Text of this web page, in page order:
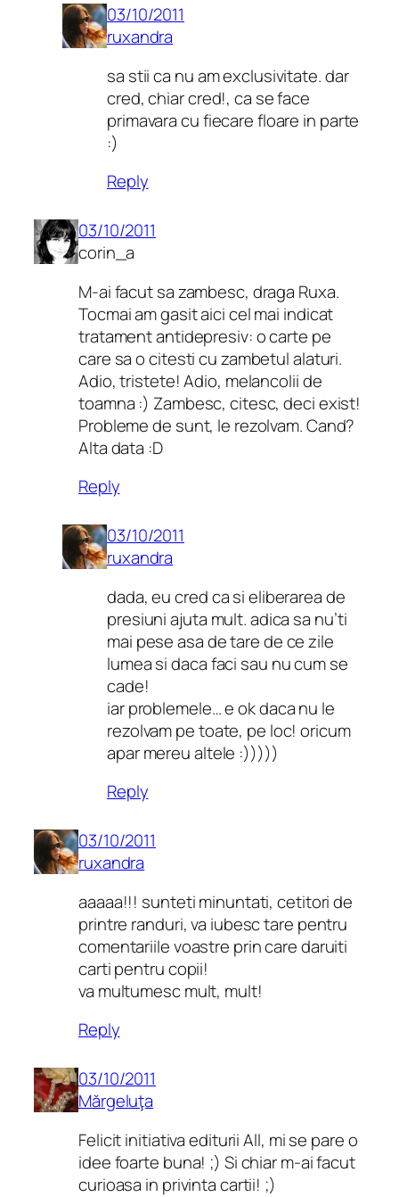
03/10/2011
ruxandra
sa stii ca nu am exclusivitate. dar
cred, chiar cred!, ca se face
primavara cu fiecare floare in parte
:)
Reply
03/10/2011
corin_a
M-ai facut sa zambesc, draga Ruxa.
Tocmai am gasit aici cel mai indicat
tratament antidepresiv: o carte pe
care sa o citesti cu zambetul alaturi.
Adio, tristete! Adio, melancolii de
toamna :) Zambesc, citesc, deci exist!
Probleme de sunt, le rezolvam. Cand?
Alta data :D
Reply
03/10/2011
ruxandra
dada, eu cred ca si eliberarea de
presiuni ajuta mult. adica sa nu’ti
mai pese asa de tare de ce zile
lumea si daca faci sau nu cum se
cade!
iar problemele… e ok daca nu le
rezolvam pe toate, pe loc! oricum
apar mereu altele :)))))
Reply
03/10/2011
ruxandra
aaaaa!!! sunteti minuntati, cetitori de
printre randuri, va iubesc tare pentru
comentariile voastre prin care daruiti
carti pentru copii!
va multumesc mult, mult!
Reply
03/10/2011
Mărgeluţa
Felicit initiativa editurii All, mi se pare o
idee foarte buna! ;) Si chiar m-ai facut
curioasa in privinta cartii! ;)